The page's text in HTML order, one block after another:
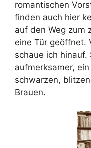
romantischen
finden auch hier
auf den Weg zum
eine Tür geöffnet.
schaue ich hinauf.
aufmerksamer,
schwarzen,
Brauen.